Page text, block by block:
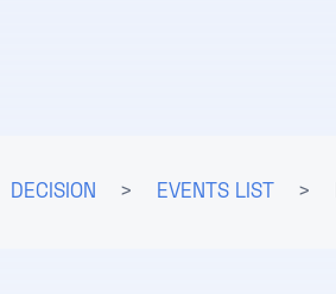
DECISION > EVENTS LIST >